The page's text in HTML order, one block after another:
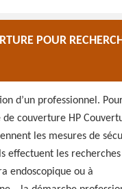
POUR
d’un professionnel.
couverture HP
les mesures de
effectuent les
endoscopique ou à